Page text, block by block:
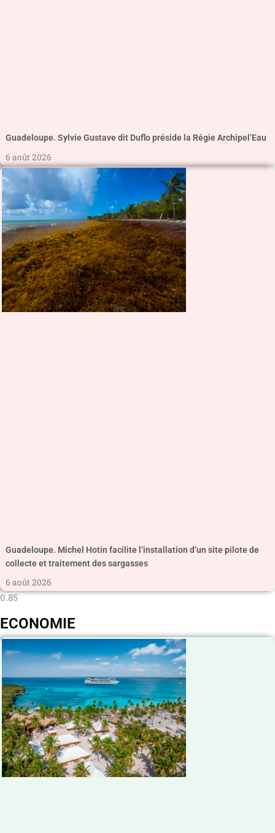
Guadeloupe. Sylvie Gustave dit Duflo préside la Régie Archipel’Eau
6 août 2026
Guadeloupe. Michel Hotin facilite l’installation d’un site pilote de
collecte et traitement des sargasses
6 août 2026
ECONOMIE